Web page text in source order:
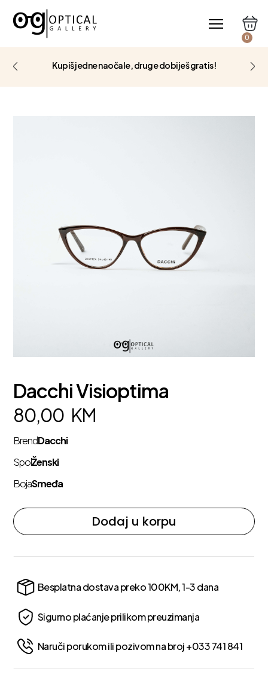
0
Kupiš jedne naočale, druge dobiješ gratis!
Dacchi Visioptima
80,00 KM
BrendDacchi
SpolŽenski
BojaSmeđa
Dodaj u korpu
Besplatna dostava preko 100KM, 1-3 dana
Sigurno plaćanje prilikom preuzimanja
Naruči porukom ili pozivom na broj +033 741 841